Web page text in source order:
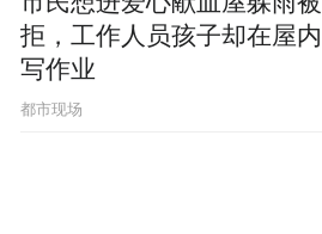
拒，工作人员孩子却在屋内
写作业
都市现场